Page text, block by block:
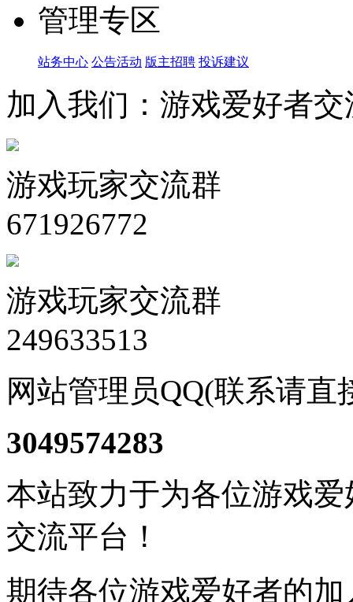
管理专区
站务中心 公告活动 版主招聘 投诉建议
加入我们：游戏爱好者交
游戏玩家交流群
671926772
游戏玩家交流群
249633513
网站管理员QQ(联系请直
3049574283
本站致力于为各位游戏
交流平台！
期待各位游戏爱好者的加